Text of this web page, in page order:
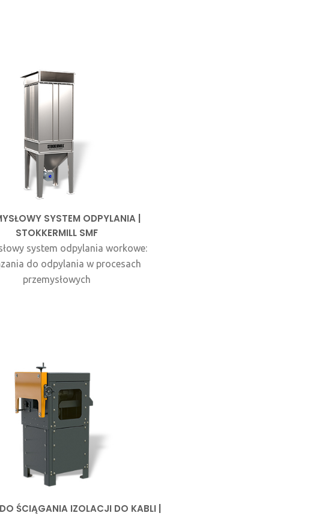
SYSTEM ODPYLANIA |
STOKKERMILL SMF
system odpylania workowe:
do odpylania w procesach
przemysłowych
ŚCIĄGANIA IZOLACJI DO KABLI |